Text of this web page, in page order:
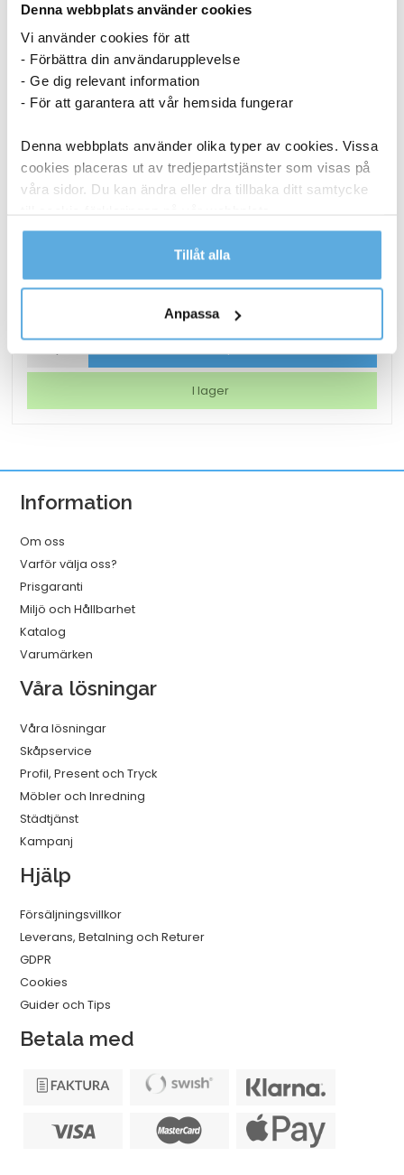
Denna webbplats använder cookies
Vi använder cookies för att
- Förbättra din användarupplevelse
- Ge dig relevant information
- För att garantera att vår hemsida fungerar
Denna webbplats använder olika typer av cookies. Vissa
cookies placeras ut av tredjepartstjänster som visas på
våra sidor. Du kan ändra eller dra tillbaka ditt samtycke
Läs mer i vår integritetspolicy om vilka vi är, hur du
kontaktar oss och på vilket sätt vi behandlar
Tillåt alla
Anpassa
Papperspåse SOS nr 4 vit 250x110x280 mm
1 436,25
Papperspåse
4
mm
mängd
I lager
Information
Om oss
Varför välja oss?
Prisgaranti
Miljö och Hållbarhet
Katalog
Varumärken
Våra lösningar
Våra lösningar
Skåpservice
Profil, Present och Tryck
Möbler och Inredning
Städtjänst
Kampanj
Hjälp
Försäljningsvillkor
Leverans, Betalning och Returer
GDPR
Cookies
Guider och Tips
Betala med